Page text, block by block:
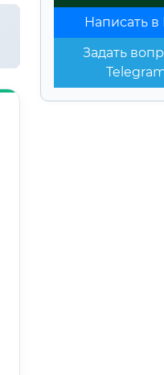
Написать в
Задать